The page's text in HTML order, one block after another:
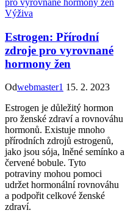
Výživa
Estrogen: Přírodní
zdroje pro vyrovnané
hormony žen
Odwebmaster1 15. 2. 2023
Estrogen je důležitý hormon
pro ženské zdraví a rovnováhu
hormonů. Existuje mnoho
přírodních zdrojů estrogenů,
jako jsou sója, lněné semínko a
červené bobule. Tyto
potraviny mohou pomoci
udržet hormonální rovnováhu
a podpořit celkové ženské
zdraví.